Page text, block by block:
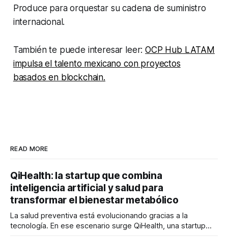
Produce para orquestar su cadena de suministro
internacional.
También te puede interesar leer:OCP Hub LATAM
impulsa el talento mexicano con proyectos
basados en blockchain.
READ MORE
QiHealth: la startup que combina
inteligencia artificial y salud para
transformar el bienestar metabólico
La salud preventiva está evolucionando gracias a la
tecnología. En ese escenario surge QiHealth, una startup